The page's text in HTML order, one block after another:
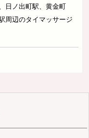
日ノ出町駅、黄金町
周辺のタイマッサージ